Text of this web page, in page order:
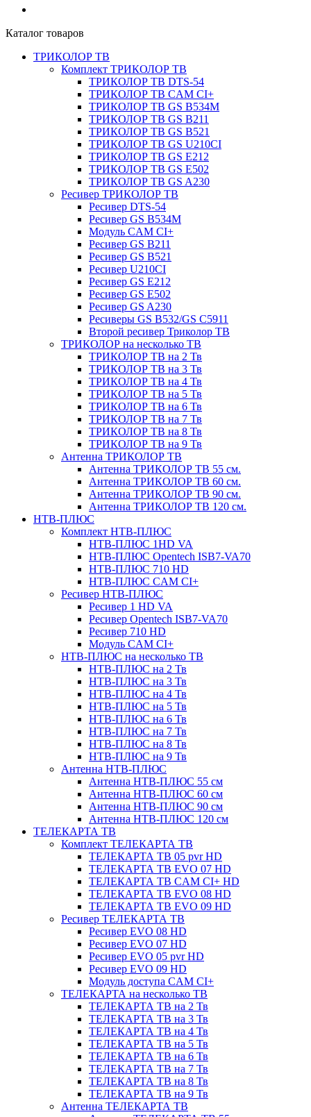
Каталог товаров
ТРИКОЛОР ТВ
Комплект ТРИКОЛОР ТВ
ТРИКОЛОР ТВ DTS-54
ТРИКОЛОР ТВ CAM CI+
ТРИКОЛОР ТВ GS B534M
ТРИКОЛОР ТВ GS B211
ТРИКОЛОР ТВ GS B521
ТРИКОЛОР ТВ GS U210CI
ТРИКОЛОР ТВ GS E212
ТРИКОЛОР ТВ GS E502
ТРИКОЛОР ТВ GS A230
Ресивер ТРИКОЛОР ТВ
Ресивер DTS-54
Ресивер GS B534M
Модуль CAM CI+
Ресивер GS B211
Ресивер GS B521
Ресивер U210CI
Ресивер GS E212
Ресивер GS E502
Ресивер GS A230
Ресиверы GS B532/GS C5911
Второй ресивер Триколор ТВ
ТРИКОЛОР на несколько ТВ
ТРИКОЛОР ТВ на 2 Тв
ТРИКОЛОР ТВ на 3 Тв
ТРИКОЛОР ТВ на 4 Тв
ТРИКОЛОР ТВ на 5 Тв
ТРИКОЛОР ТВ на 6 Тв
ТРИКОЛОР ТВ на 7 Тв
ТРИКОЛОР ТВ на 8 Тв
ТРИКОЛОР ТВ на 9 Тв
Антенна ТРИКОЛОР ТВ
Антенна ТРИКОЛОР ТВ 55 см.
Антенна ТРИКОЛОР ТВ 60 см.
Антенна ТРИКОЛОР ТВ 90 см.
Антенна ТРИКОЛОР ТВ 120 см.
НТВ-ПЛЮС
Комплект НТВ-ПЛЮС
НТВ-ПЛЮС 1HD VA
НТВ-ПЛЮС Opentech ISB7-VA70
НТВ-ПЛЮС 710 HD
НТВ-ПЛЮС CAM CI+
Ресивер НТВ-ПЛЮС
Ресивер 1 HD VA
Ресивер Opentech ISB7-VA70
Ресивер 710 HD
Модуль CAM CI+
НТВ-ПЛЮС на несколько ТВ
НТВ-ПЛЮС на 2 Тв
НТВ-ПЛЮС на 3 Тв
НТВ-ПЛЮС на 4 Тв
НТВ-ПЛЮС на 5 Тв
НТВ-ПЛЮС на 6 Тв
НТВ-ПЛЮС на 7 Тв
НТВ-ПЛЮС на 8 Тв
НТВ-ПЛЮС на 9 Тв
Антенна НТВ-ПЛЮС
Антенна НТВ-ПЛЮС 55 см
Антенна НТВ-ПЛЮС 60 см
Антенна НТВ-ПЛЮС 90 см
Антенна НТВ-ПЛЮС 120 см
ТЕЛЕКАРТА ТВ
Комплект ТЕЛЕКАРТА ТВ
ТЕЛЕКАРТА ТВ 05 pvr HD
ТЕЛЕКАРТА ТВ EVO 07 HD
ТЕЛЕКАРТА ТВ CAM CI+ HD
ТЕЛЕКАРТА ТВ EVO 08 HD
ТЕЛЕКАРТА ТВ EVO 09 HD
Ресивер ТЕЛЕКАРТА ТВ
Ресивер EVO 08 HD
Ресивер EVO 07 HD
Ресивер EVO 05 pvr HD
Ресивер EVO 09 HD
Модуль доступа CAM CI+
ТЕЛЕКАРТА на несколько ТВ
ТЕЛЕКАРТА ТВ на 2 Тв
ТЕЛЕКАРТА ТВ на 3 Тв
ТЕЛЕКАРТА ТВ на 4 Тв
ТЕЛЕКАРТА ТВ на 5 Тв
ТЕЛЕКАРТА ТВ на 6 Тв
ТЕЛЕКАРТА ТВ на 7 Тв
ТЕЛЕКАРТА ТВ на 8 Тв
ТЕЛЕКАРТА ТВ на 9 Тв
Антенна ТЕЛЕКАРТА ТВ